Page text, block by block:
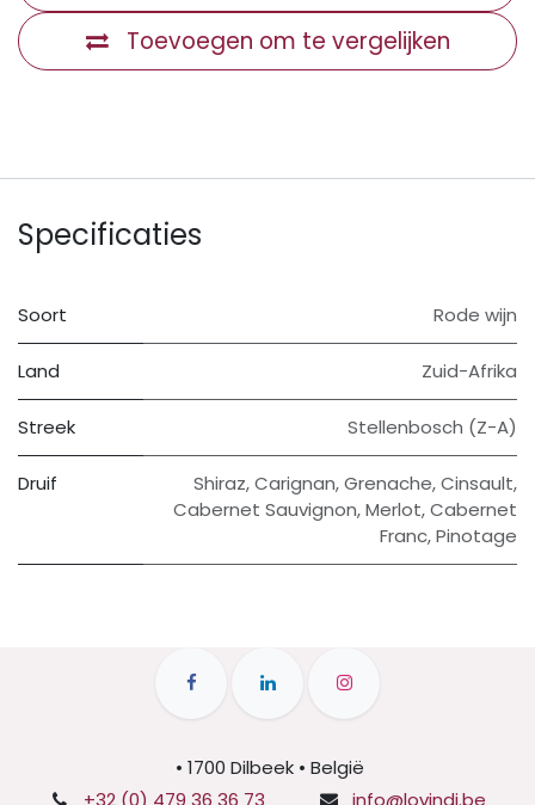
Toevoegen om te vergelijken
Specificaties
Soort Rode wijn
Land Zuid-Afrika
Streek Stellenbosch (Z-A)
Druif Shiraz,Carignan,Grenache,Cinsault,
Cabernet Sauvignon,Merlot,Cabernet
Franc,Pinotage
• 1700 Dilbeek • België
+32 (0) 479 36 36 73
info@lovindi.be